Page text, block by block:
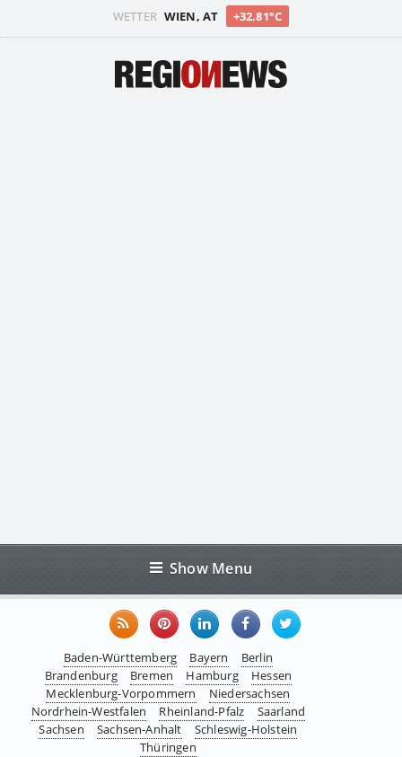
WETTER WIEN, AT +32.81°C
Show Menu
Baden-Württemberg Bayern
Berlin
Brandenburg
Bremen Hamburg
Hessen
Mecklenburg-Vorpommern
Niedersachsen
Nordrhein-Westfalen
Rheinland-Pfalz
Saarland
Sachsen
Sachsen-Anhalt
Schleswig-Holstein
Thüringen